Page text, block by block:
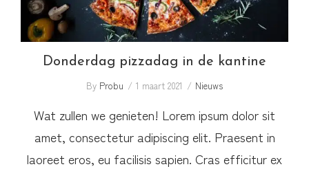
Donderdag pizzadag in de kantine
By Probu 1 maart 2021 Nieuws
Wat zullen we genieten! Lorem ipsum dolor sit
amet, consectetur adipiscing elit. Praesent in
laoreet eros, eu facilisis sapien. Cras efficitur ex